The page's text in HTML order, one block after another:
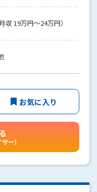
収 19万円～24万円）
ー）
お気に入り